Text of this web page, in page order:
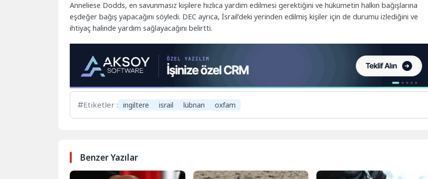
Anneliese Dodds, en savunmasız kişilere hızlıca yardım edilmesi gerektiğini ve hükümetin halkın bağışlarına
eşdeğer bağış yapacağını söyledi. DEC ayrıca, İsrail’deki yerinden edilmiş kişiler için de durumu izlediğini ve
ihtiyaç halinde yardım sağlayacağını belirtti.
Etiketler : ingiltere israil lübnan oxfam
Benzer Yazılar